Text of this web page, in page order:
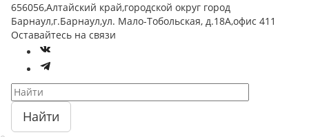
656056,Алтайский край,городской округ город
Барнаул,г.Барнаул,ул. Мало-Тобольская, д.18А,офис 411
Оставайтесь на связи
Найти